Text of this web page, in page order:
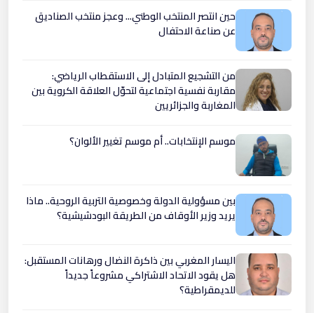
حين انتصر المنتخب الوطني... وعجز منتخب الصناديق
عن صناعة الاحتفال
من التشجيع المتبادل إلى الاستقطاب الرياضي:
مقاربة نفسية اجتماعية لتحوّل العلاقة الكروية بين
المغاربة والجزائريين
موسم الإنتخابات.. أم موسم تغيير الألوان؟
بين مسؤولية الدولة وخصوصية التربية الروحية.. ماذا
يريد وزير الأوقاف من الطريقة البودشيشية؟
اليسار المغربي بين ذاكرة النضال ورهانات المستقبل:
هل يقود الاتحاد الاشتراكي مشروعاً جديداً
للديمقراطية؟